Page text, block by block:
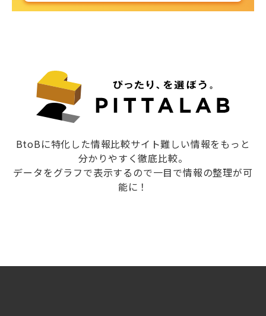
BtoBに特化した情報比較サイト難しい情報をもっと
分かりやすく徹底比較。
データをグラフで表示するので一目で情報の整理が可
能に！